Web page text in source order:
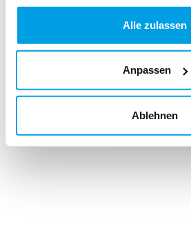
Alle zulassen
Anpassen
Ablehnen